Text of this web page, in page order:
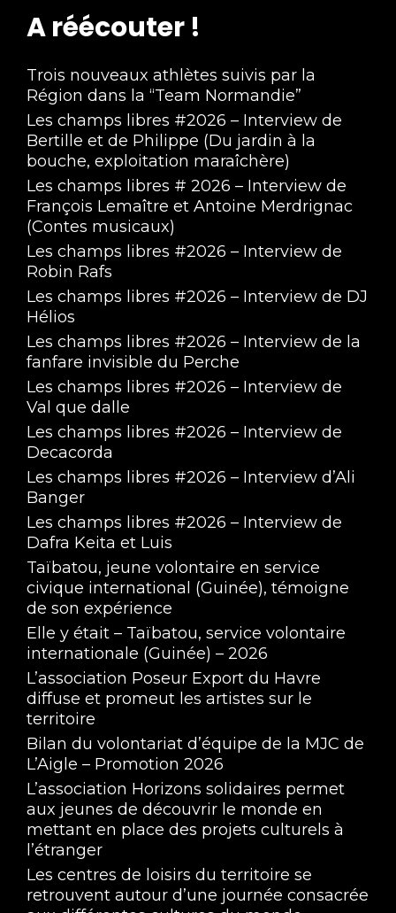
Eagle Trop Tôt ! #4
Apr 11, 2023 • 2:01:12
Eagle Trop Tôt ! #3
Mar 7, 2023 • 2:00:21
Eagle Trop Tôt ! #2
Feb 7, 2023 • 2:00:26
Eagle Trop Tôt ! #1
Jan 10, 2023 • 2:01:37
A réécouter !
Trois nouveaux athlètes suivis par la
Région dans la “Team Normandie”
Les champs libres #2026 – Interview de
Bertille et de Philippe (Du jardin à la
bouche, exploitation maraîchère)
Les champs libres # 2026 – Interview de
François Lemaître et Antoine Merdrignac
(Contes musicaux)
Les champs libres #2026 – Interview de
Robin Rafs
Les champs libres #2026 – Interview de DJ
Hélios
Les champs libres #2026 – Interview de la
fanfare invisible du Perche
Les champs libres #2026 – Interview de
Val que dalle
Les champs libres #2026 – Interview de
Decacorda
Les champs libres #2026 – Interview d’Ali
Banger
Les champs libres #2026 – Interview de
Dafra Keita et Luis
Taïbatou, jeune volontaire en service
civique international (Guinée), témoigne
de son expérience
Elle y était – Taïbatou, service volontaire
internationale (Guinée) – 2026
L’association Poseur Export du Havre
diffuse et promeut les artistes sur le
territoire
Bilan du volontariat d’équipe de la MJC de
L’Aigle – Promotion 2026
L’association Horizons solidaires permet
aux jeunes de découvrir le monde en
mettant en place des projets culturels à
l’étranger
Les centres de loisirs du territoire se
retrouvent autour d’une journée consacrée